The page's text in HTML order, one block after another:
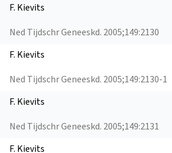
Ned Tijdschr Geneeskd. 2005;149:2130
F. Kievits
Ned Tijdschr Geneeskd. 2005;149:2130-1
F. Kievits
Ned Tijdschr Geneeskd. 2005;149:2131
F. Kievits
F. Kievits